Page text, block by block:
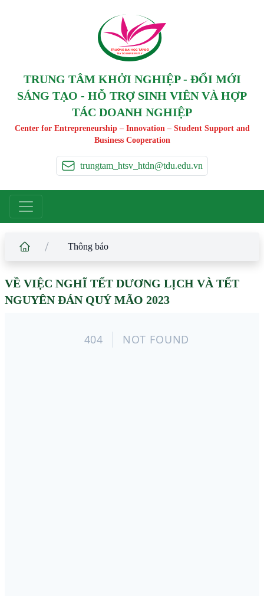
TRƯỜNG ĐẠI HỌC TÂY ĐÔ
TAY DO UNIVERSIT Y
TRUNG TÂM KHỞI NGHIỆP - ĐỔI MỚI
SÁNG TẠO - HỖ TRỢ SINH VIÊN VÀ HỢP
TÁC DOANH NGHIỆP
Center for Entrepreneurship – Innovation – Student Support and
Business Cooperation
trungtam_htsv_htdn@tdu.edu.vn
/ Thông báo
VỀ VIỆC NGHĨ TẾT DƯƠNG LỊCH VÀ TẾT
NGUYÊN ĐÁN QUÝ MÃO 2023